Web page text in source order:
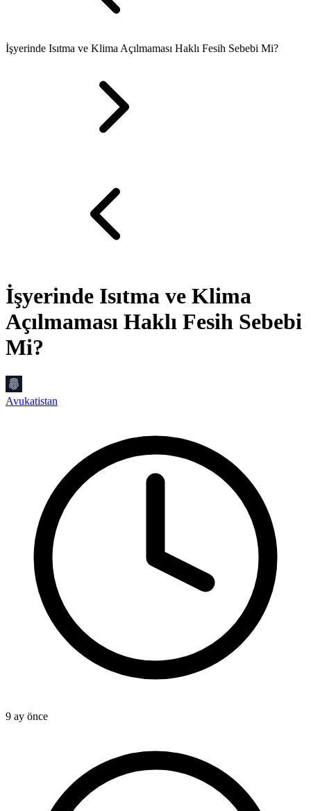
İşyerinde Isıtma ve Klima Açılmaması Haklı Fesih Sebebi Mi?
İşyerinde Isıtma ve Klima
Açılmaması Haklı Fesih Sebebi
Mi?
Avukatistan
9 ay önce